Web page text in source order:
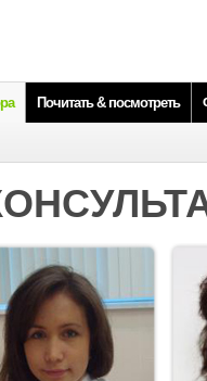
Почитать & посмотреть